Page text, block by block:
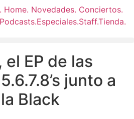
el EP de las
junto a
Black